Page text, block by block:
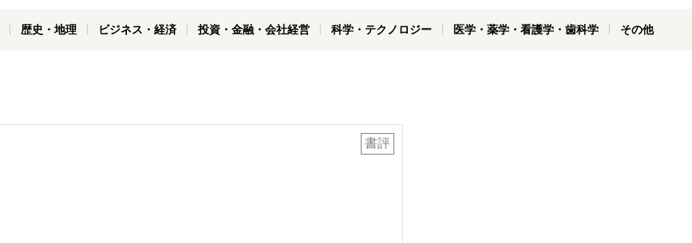
歴史・地理 ビジネス・経済 投資・金融・会社経営 科学・テクノロジー 医学・薬学・看護学・歯科学 その他
書評